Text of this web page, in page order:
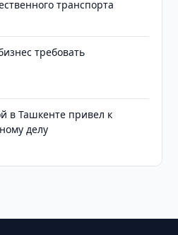
транспорта
требовать
в Ташкенте привел к
делу